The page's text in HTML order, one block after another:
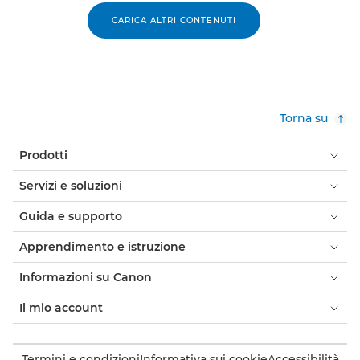
CARICA ALTRI CONTENUTI
Torna su
Prodotti
Servizi e soluzioni
Guida e supporto
Apprendimento e istruzione
Informazioni su Canon
Il mio account